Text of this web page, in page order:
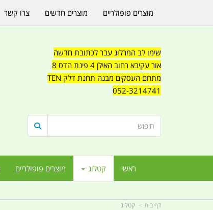
שימו לב המרלוג עבר לכתובת חדשה
אור עקיבא רחוב האילן 4 פינת הדס 8
מתחם העסקים מבנה תחנת דלק TEN
052-3214741
ראשי קטלוג מוצרים פופולריים
מוצרים פופולריים מוצרים חדשים צרו קשר
דף בית קטלוג